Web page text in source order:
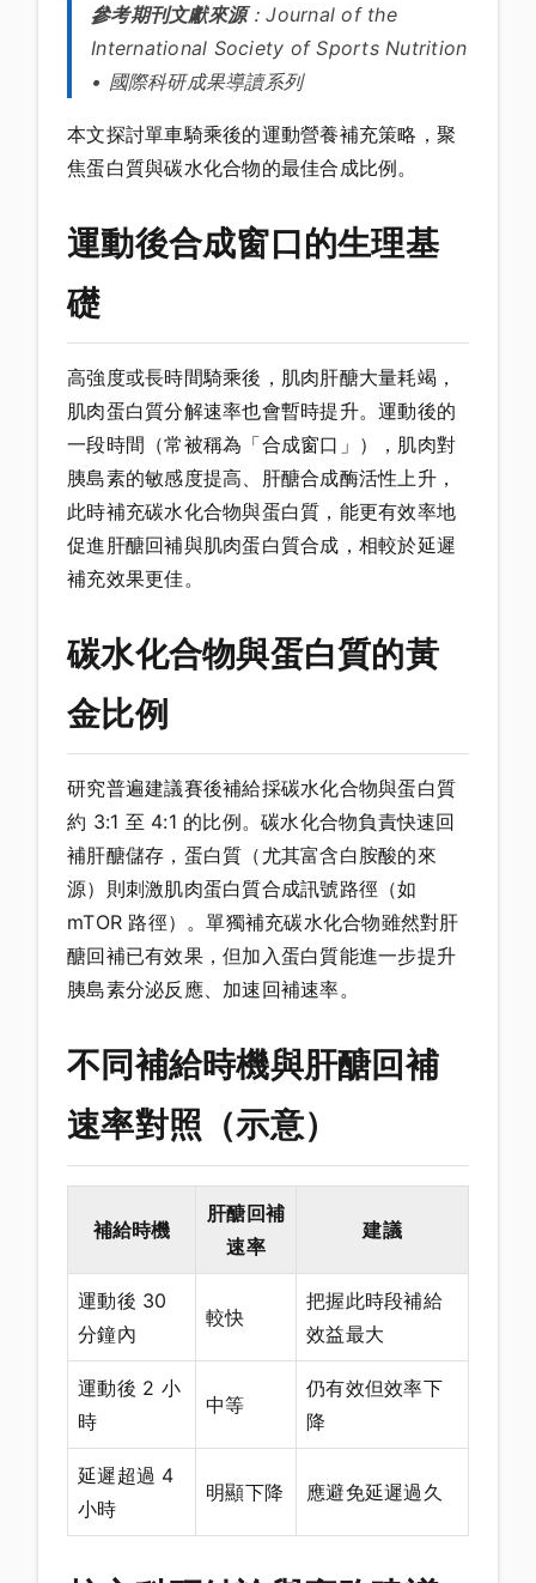
參考期刊文獻來源：Journal of the
International Society of Sports Nutrition
• 國際科研成果導讀系列
本文探討單車騎乘後的運動營養補充策略，聚
焦蛋白質與碳水化合物的最佳合成比例。
運動後合成窗口的生理基
礎
高強度或長時間騎乘後，肌肉肝醣大量耗竭，
肌肉蛋白質分解速率也會暫時提升。運動後的
一段時間（常被稱為「合成窗口」），肌肉對
胰島素的敏感度提高、肝醣合成酶活性上升，
此時補充碳水化合物與蛋白質，能更有效率地
促進肝醣回補與肌肉蛋白質合成，相較於延遲
補充效果更佳。
碳水化合物與蛋白質的黃
金比例
研究普遍建議賽後補給採碳水化合物與蛋白質
約 3:1 至 4:1 的比例。碳水化合物負責快速回
補肝醣儲存，蛋白質（尤其富含白胺酸的來
源）則刺激肌肉蛋白質合成訊號路徑（如
mTOR 路徑）。單獨補充碳水化合物雖然對肝
醣回補已有效果，但加入蛋白質能進一步提升
胰島素分泌反應、加速回補速率。
不同補給時機與肝醣回補
速率對照（示意）
補給時機
肝醣回補
速率
建議
運動後 30
分鐘內
較快
把握此時段補給
效益最大
運動後 2 小
時
中等
仍有效但效率下
降
延遲超過 4
小時
明顯下降 應避免延遲過久